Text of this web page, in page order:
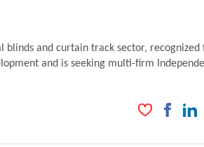
and curtain track sector, recognized
and is seeking multi-firm